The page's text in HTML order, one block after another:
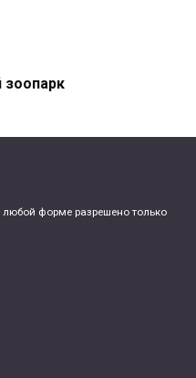
зоопарк
любой форме разрешено только